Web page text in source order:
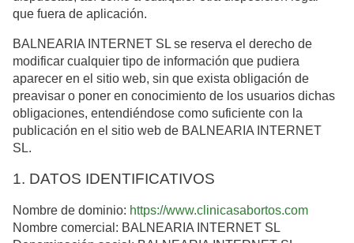
que fuera de aplicación.
BALNEARIA INTERNET SL se reserva el derecho de
modificar cualquier tipo de información que pudiera
aparecer en el sitio web, sin que exista obligación de
preavisar o poner en conocimiento de los usuarios dichas
obligaciones, entendiéndose como suficiente con la
publicación en el sitio web de BALNEARIA INTERNET
SL.
1. DATOS IDENTIFICATIVOS
Nombre de dominio: https://www.clinicasabortos.com
Nombre comercial: BALNEARIA INTERNET SL